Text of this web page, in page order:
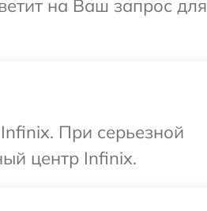
на Ваш запрос для
При серьезной
центр Infinix.